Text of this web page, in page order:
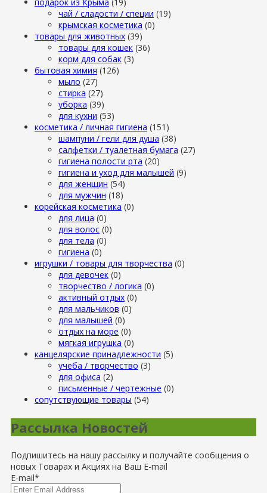
чай / сладости / специи (19)
крымская косметика (0)
товары для животных (39)
товары для кошек (36)
корм для собак (3)
бытовая химия (126)
мыло (27)
стирка (27)
уборка (39)
для кухни (53)
косметика / личная гигиена (151)
шампуни / гели для душа (38)
салфетки / туалетная бумага (27)
гигиена полости рта (20)
гигиена и уход для малышей (9)
для женщин (54)
для мужчин (18)
корейская косметика (0)
для лица (0)
для волос (0)
для тела (0)
гигиена (0)
игрушки / товары для творчества (0)
для девочек (0)
творчество / логика (0)
активный отдых (0)
для мальчиков (0)
для малышей (0)
отдых на море (0)
мягкая игрушка (0)
канцелярские принадлежности (5)
учеба / творчество (3)
для офиса (2)
письменные / чертежные (0)
сопутствующие товары (54)
Рассылка Новостей
Подпишитесь на нашу рассылку и получайте сообщения о
новых Товарах и Акциях на Ваш E-mail
E-mail*